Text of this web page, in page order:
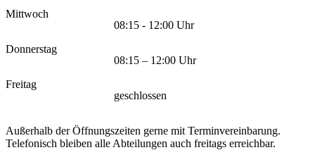
Mittwoch
08:15 - 12:00 Uhr
Donnerstag
08:15 – 12:00 Uhr
Freitag
geschlossen
Außerhalb der Öffnungszeiten gerne mit Terminvereinbarung.
Telefonisch bleiben alle Abteilungen auch freitags erreichbar.